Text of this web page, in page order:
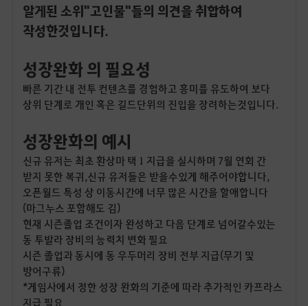
알게된 소위"고인물"들의 의견을 취합하여
작성한것입니다.
성장완화 의 필요성
빠른 기간 내 전투 컨텐츠를 경험하고 흥미를 유도하여 보다
상위 단계로 개인 혹은 길드단위의 진입을 장려하는것입니다.
성장완화의 예시
신규 유저는 최초 환상마 택 1 지급을 실시하며 7월 연회 간
받지 못한 복귀,신규 유저들은 받을수있게 해주어야합니다,
오픈월드 특성 상 이동시간에 너무 많은 시간을 할애합니다
(마그누스 포함해도 김)
현재 시즌졸업 조건이자 완성하고 다음 단계로 넘어갈수있는
동 투발라 장비의 능력치 변화 필요
시즌 졸업과 동시에 동 우두머리 장비 전부 지급(무기 및
방어구류)
*게임사에서 정한 성장 완화의 기준에 따라 추가적인 카프라스
지급 필요